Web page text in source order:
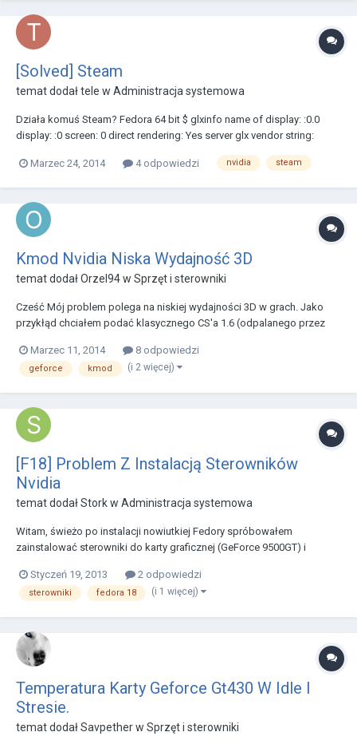
[Solved] Steam
temat dodałtele w Administracja systemowa
Działa komuś Steam? Fedora 64 bit $ glxinfo name of display: :0.0
display: :0 screen: 0 direct rendering: Yes server glx vendor string:
GLX_ARB_create_context, GLX_ARB_create_context_profile,
Marzec 24, 2014 4 odpowiedzi nvidia steam
Kmod Nvidia Niska Wydajność 3D
temat dodałOrzel94w Sprzęt i sterowniki
Cześć Mój problem polega na niskiej wydajności 3D w grach. Jako
przykłąd chciałem podać klasycznego CS'a 1.6 (odpalanego przez
fedory) było ok 19fps. Po zainstalowaniu Kmoda nvidii fps'y wzrosły
do 30-40. Natomiast na viście ( ) n...
Marzec 11, 2014 8 odpowiedzi
geforce kmod (i 2 więcej)
[F18] Problem Z Instalacją Sterowników
Nvidia
temat dodałStorkw Administracja systemowa
Witam, świeżo po instalacji nowiutkiej Fedory spróbowałem
zainstalować sterowniki do karty graficznej (GeForce 9500GT) i
wersje beta Fedory, ale przecież 18 jest już wersją stabilną więc
teoretycznie nie powinno być takich proble...
Styczeń 19, 2013 2 odpowiedzi
sterowniki fedora 18 (i 1 więcej)
Temperatura Karty Geforce Gt430 W Idle I
Stresie.
temat dodałSavpetherw Sprzęt i sterowniki